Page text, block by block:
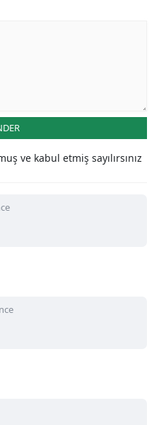
ve kabul etmiş sayılırsınız